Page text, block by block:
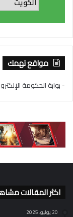
مواقع تهمك
- بوابة الحكومة
اكثر المقالات
20 يوليو، 2025